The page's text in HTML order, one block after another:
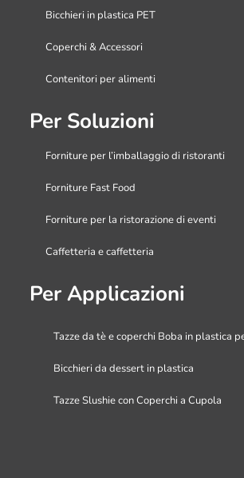
Bicchieri in plastica PET
Coperchi & Accessori
Contenitori per alimenti
Per Soluzioni
Forniture per l’imballaggio di ristoranti
Forniture Fast Food
Forniture per la ristorazione di eventi
Caffetteria e caffetteria
Per Applicazioni
Tazze da tè e coperchi Boba in plastica
Bicchieri da dessert in plastica
Tazze Slushie con Coperchi a Cupola